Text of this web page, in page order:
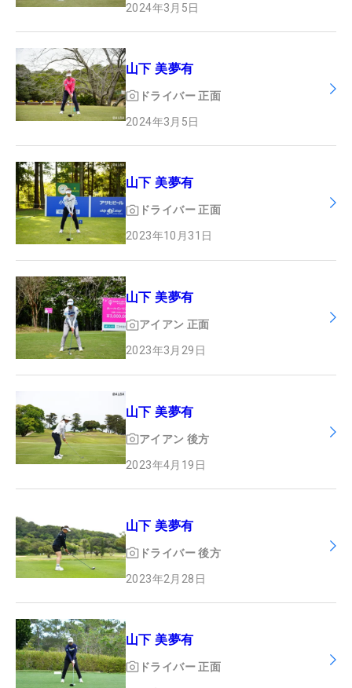
2024年3月5日
山下 美夢有
ドライバー 正面
2024年3月5日
山下 美夢有
ドライバー 正面
2023年10月31日
山下 美夢有
アイアン 正面
2023年3月29日
山下 美夢有
アイアン 後方
2023年4月19日
山下 美夢有
ドライバー 後方
2023年2月28日
山下 美夢有
ドライバー 正面